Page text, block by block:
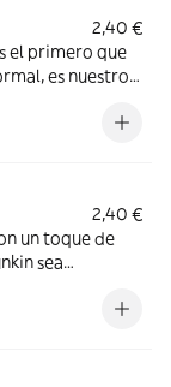
2,40 €
el primero que
es nuestro
2,40 €
un toque de
sea